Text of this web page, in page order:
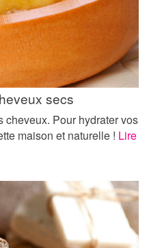
secs
cheveux. Pour hydrater vos
maison et naturelle ! Lire